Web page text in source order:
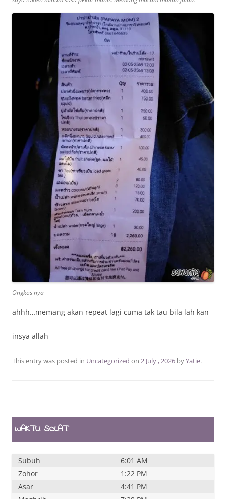
Ongkos nya
ahhh…memang akan repeat lagi cuma tak tau bila lah kan
insya allah
This entry was posted in Uncategorized on 2 July , 2026 byYatie.
WAKTU SOLAT
Subuh
6:01 AM
Zohor
1:22 PM
Asar
4:41 PM